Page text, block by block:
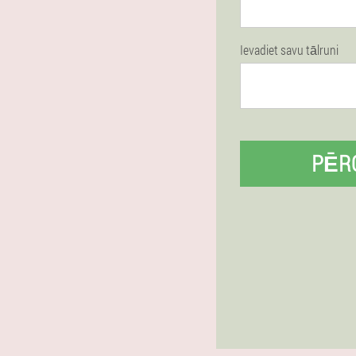
Ievadiet savu tālruni